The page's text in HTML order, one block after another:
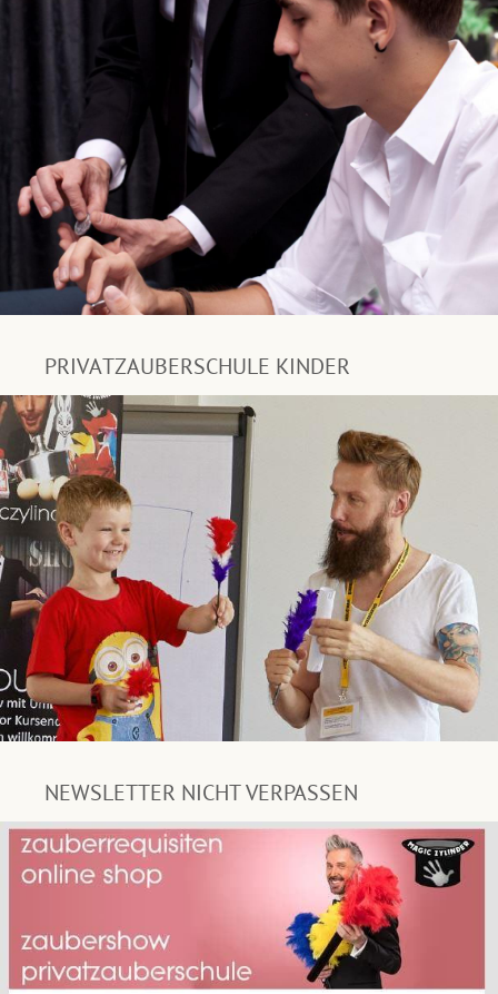
PRIVATZAUBERSCHULE KINDER
NEWSLETTER NICHT VERPASSEN